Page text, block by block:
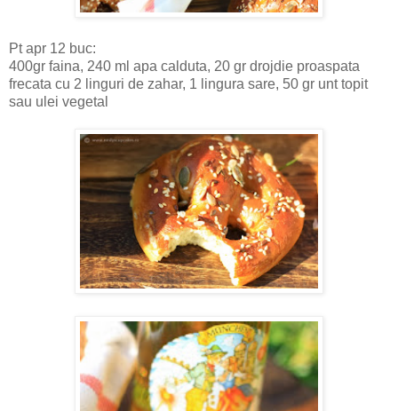
Pt apr 12 buc:
400gr faina, 240 ml apa calduta, 20 gr drojdie proaspata
frecata cu 2 linguri de zahar, 1 lingura sare, 50 gr unt topit
sau ulei vegetal